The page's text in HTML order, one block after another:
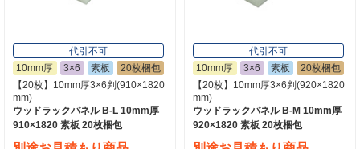
代引不可
10mm厚
3×6 素板
20枚梱包
【20枚】10mm厚3×6判(910×1820
mm)
ウッドラックパネル B-L 10mm厚
910×1820 素板 20枚梱包
代引不可
10mm厚
3×6 素板
20枚梱包
【20枚】10mm厚3×6判(920×1820
mm)
ウッドラックパネル B-M 10mm厚
920×1820 素板 20枚梱包